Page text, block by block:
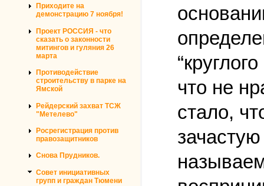
Приходите на
демонстрацию 7 ноября!
Проект РОССИЯ - что
сказать о законности
митингов и гуляния 26
марта
Противодействие
строительству в парке на
Ямской
Рейдерский захват ТСЖ
"Метелево"
Росрегистрация против
правозащитников
Снова Прудников.
Совет инициативных
групп и граждан Тюмени
что не
стало,